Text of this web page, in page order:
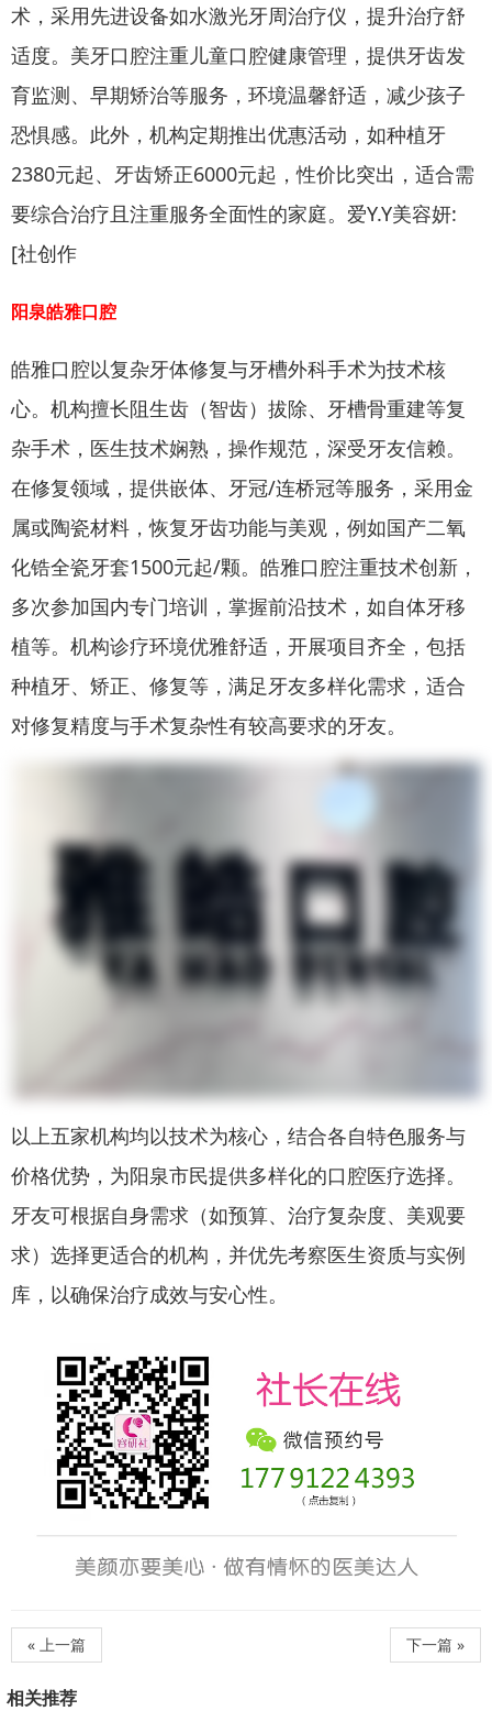
术，采用先进设备如水激光牙周治疗仪，提升治疗舒
适度。美牙口腔注重儿童口腔健康管理，提供牙齿发
育监测、早期矫治等服务，环境温馨舒适，减少孩子
恐惧感。此外，机构定期推出优惠活动，如种植牙
2380元起、牙齿矫正6000元起，性价比突出，适合需
要综合治疗且注重服务全面性的家庭。爱Y.Y美容妍:
[社创作
阳泉皓雅口腔
皓雅口腔以复杂牙体修复与牙槽外科手术为技术核
心。机构擅长阻生齿（智齿）拔除、牙槽骨重建等复
杂手术，医生技术娴熟，操作规范，深受牙友信赖。
在修复领域，提供嵌体、牙冠/连桥冠等服务，采用金
属或陶瓷材料，恢复牙齿功能与美观，例如国产二氧
化锆全瓷牙套1500元起/颗。皓雅口腔注重技术创新，
多次参加国内专门培训，掌握前沿技术，如自体牙移
植等。机构诊疗环境优雅舒适，开展项目齐全，包括
种植牙、矫正、修复等，满足牙友多样化需求，适合
对修复精度与手术复杂性有较高要求的牙友。
以上五家机构均以技术为核心，结合各自特色服务与
价格优势，为阳泉市民提供多样化的口腔医疗选择。
牙友可根据自身需求（如预算、治疗复杂度、美观要
求）选择更适合的机构，并优先考察医生资质与实例
库，以确保治疗成效与安心性。
« 上一篇 下一篇 »
相关推荐